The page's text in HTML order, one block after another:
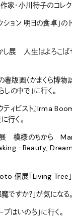
家・小川待子のコレク
ション 明日の食卓」の
し展 人生はよろこば
薯版画〈かまくら博物
しの中で」に行く。
クティビスト』Irma
行く。
コ展 模様のちから
-Beauty, Dream,
個展「Living Tree」
ですか？」が気になる。
はいのち」に行く。